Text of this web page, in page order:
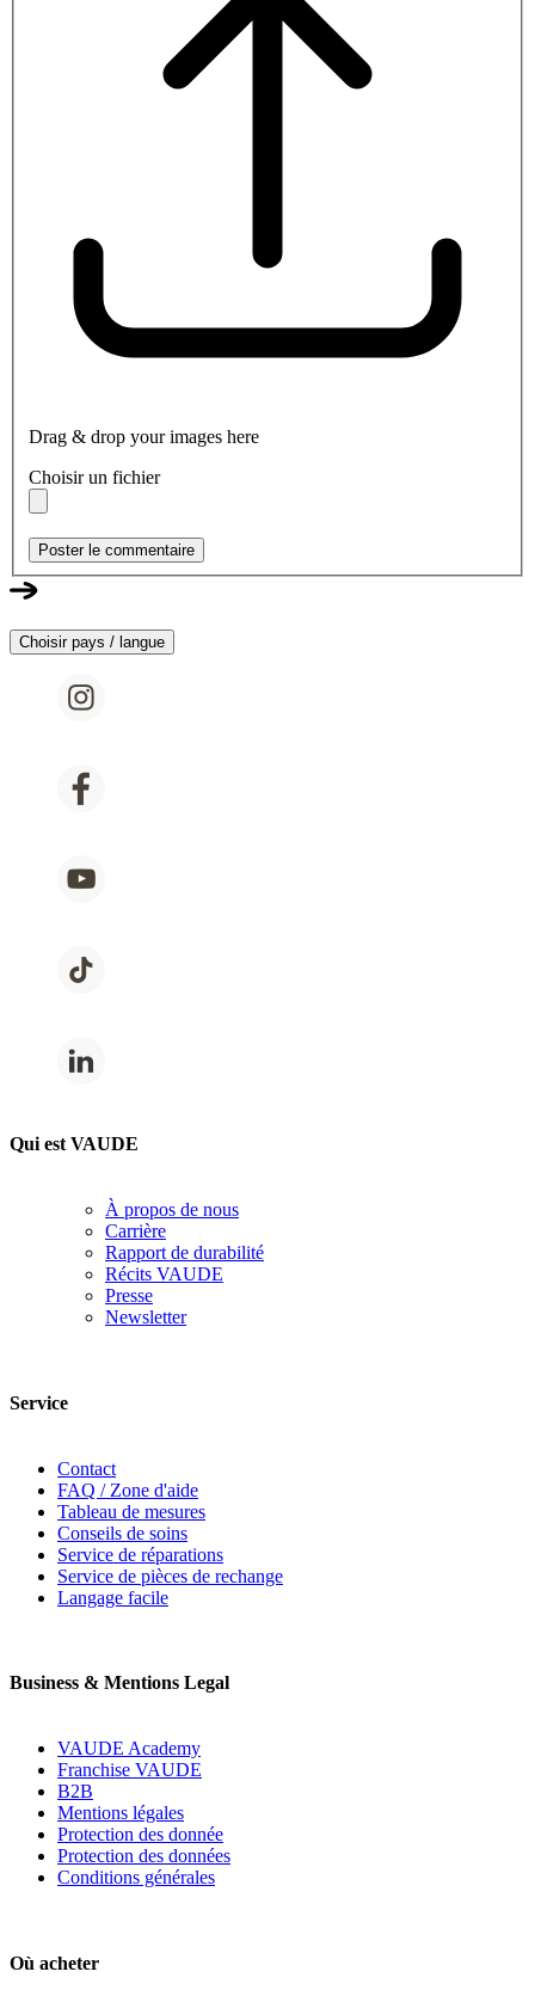
Drag & drop your images here
Choisir un fichier
Poster le commentaire
Choisir pays / langue
Qui est VAUDE
À propos de nous
Carrière
Rapport de durabilité
Récits VAUDE
Presse
Newsletter
Service
Contact
FAQ / Zone d'aide
Tableau de mesures
Conseils de soins
Service de réparations
Service de pièces de rechange
Langage facile
Business & Mentions Legal
VAUDE Academy
Franchise VAUDE
B2B
Mentions légales
Protection des donnée
Protection des données
Conditions générales
Où acheter